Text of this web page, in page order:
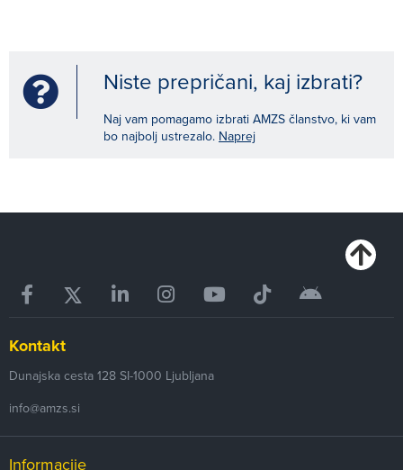
Niste prepričani, kaj izbrati?
Naj vam pomagamo izbrati AMZS članstvo, ki vam
bo najbolj ustrezalo. Naprej
Kontakt
Dunajska cesta 128 SI-1000 Ljubljana
info@amzs.si
Informacije